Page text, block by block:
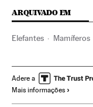
ARQUIVADO EM
Elefantes Mamíferos
Adere a
Mais informações